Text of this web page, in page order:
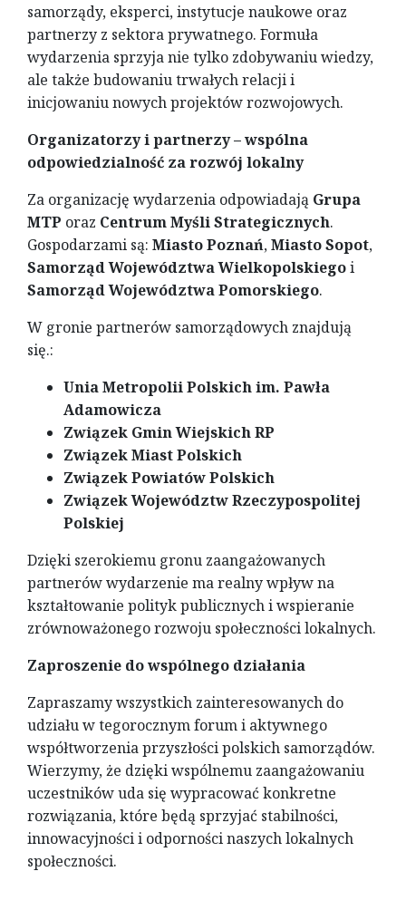
samorządy, eksperci, instytucje naukowe oraz
partnerzy z sektora prywatnego. Formuła
wydarzenia sprzyja nie tylko zdobywaniu wiedzy,
ale także budowaniu trwałych relacji i
inicjowaniu nowych projektów rozwojowych.
Organizatorzy i partnerzy – wspólna
odpowiedzialność za rozwój lokalny
Za organizację wydarzenia odpowiadają Grupa
MTP oraz Centrum Myśli Strategicznych.
Gospodarzami są: Miasto Poznań,Miasto Sopot,
Samorząd Województwa Wielkopolskiegoi
Samorząd Województwa Pomorskiego.
W gronie partnerów samorządowych znajdują
się.:
Unia Metropolii Polskich im. Pawła
Adamowicza
Związek Gmin Wiejskich RP
Związek Miast Polskich
Związek Powiatów Polskich
Związek Województw Rzeczypospolitej
Polskiej
Dzięki szerokiemu gronu zaangażowanych
partnerów wydarzenie ma realny wpływ na
kształtowanie polityk publicznych i wspieranie
zrównoważonego rozwoju społeczności lokalnych.
Zaproszenie do wspólnego działania
Zapraszamy wszystkich zainteresowanych do
udziału w tegorocznym forum i aktywnego
współtworzenia przyszłości polskich samorządów.
Wierzymy, że dzięki wspólnemu zaangażowaniu
uczestników uda się wypracować konkretne
rozwiązania, które będą sprzyjać stabilności,
innowacyjności i odporności naszych lokalnych
społeczności.